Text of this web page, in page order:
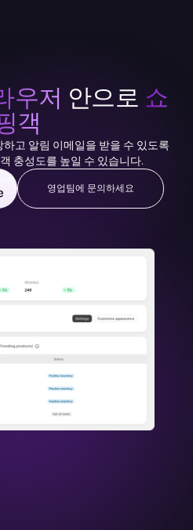
우저 안으로 쇼
객
고 알림 이메일을 받을 수 있도록
충성도를 높일 수 있습니다.
영업팀에 문의하세요